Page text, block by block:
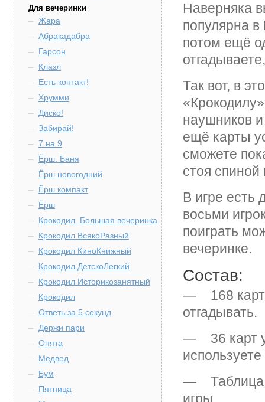
Для вечеринки
Жара
Абракадабра
Гарсон
Клазл
Есть контакт!
Хрумми
Диско!
Забирай!
7 на 9
Ёрш. Баня
Ёрш новогодний
Ёрш компакт
Ёрш
Крокодил. Большая вечеринка
Крокодил ВсякоРазный
Крокодил КиноКнижный
Крокодил ДетскоЛегкий
Крокодил Историкозанятный
Крокодил
Ответь за 5 секунд
Держи пари
Опята
Медвед
Бум
Пятница
Наверняка
популярна
потом ещё
Так вот, в
наушников
ещё карты
сможете
стоя спиной
В игре
восьми
поиграть
вечеринке.
Состав:
— 168 карт
отгадывать.
— 36 карт
— Таблица
игры.